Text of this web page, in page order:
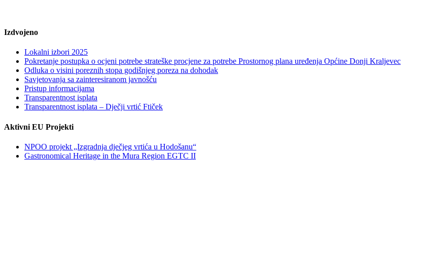
Izdvojeno
Lokalni izbori 2025
Pokretanje postupka o ocjeni potrebe strateške procjene za potrebe Prostornog plana uređenja Općine Donji Kraljevec
Odluka o visini poreznih stopa godišnjeg poreza na dohodak
Savjetovanja sa zainteresiranom javnošću
Pristup informacijama
Transparentnost isplata
Transparentnost isplata – Dječji vrtić Ftiček
Aktivni EU Projekti
NPOO projekt „Izgradnja dječjeg vrtića u Hodošanu“
Gastronomical Heritage in the Mura Region EGTC II